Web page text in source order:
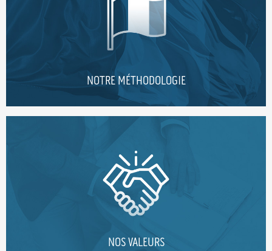
NOTRE MÉTHODOLOGIE
NOS VALEURS